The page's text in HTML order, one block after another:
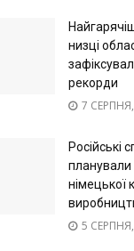
низці
рекорди
7
Російські
планували
німецької
5